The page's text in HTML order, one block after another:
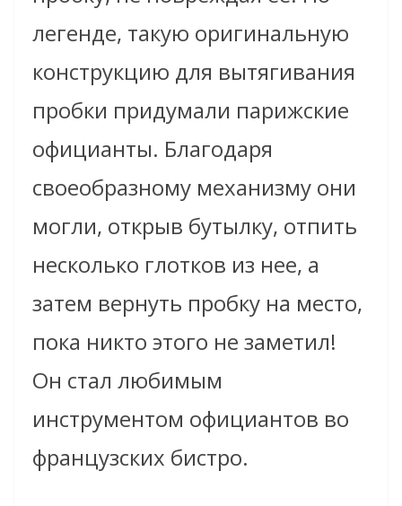
легенде, такую оригинальную
конструкцию для вытягивания
пробки придумали парижские
официанты. Благодаря
своеобразному механизму они
могли, открыв бутылку, отпить
несколько глотков из нее, а
затем вернуть пробку на место,
пока никто этого не заметил!
Он стал любимым
инструментом официантов во
французских бистро.